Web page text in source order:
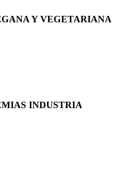
Y VEGETARIANA
INDUSTRIA